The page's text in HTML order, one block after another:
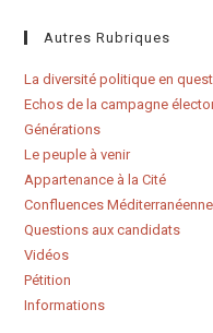
Autres Rubriques
La diversité politique en
Echos de la campagne
Générations
Le peuple à venir
Appartenance à la Cité
Confluences
Questions aux candidats
Vidéos
Pétition
Informations